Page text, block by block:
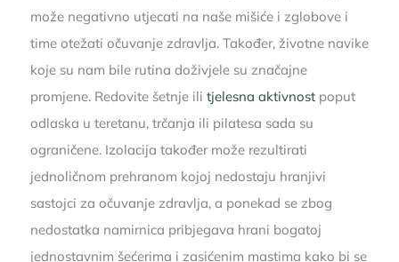
može negativno utjecati na naše mišiće i zglobove i
time otežati očuvanje zdravlja. Također, životne navike
koje su nam bile rutina doživjele su značajne
promjene. Redovite šetnje ili tjelesna aktivnostpoput
odlaska u teretanu, trčanja ili pilatesa sada su
ograničene. Izolacija također može rezultirati
jednoličnom prehranom kojoj nedostaju hranjivi
sastojci za očuvanje zdravlja, a ponekad se zbog
nedostatka namirnica pribjegava hrani bogatoj
jednostavnim šećerima i zasićenim mastima kako bi se